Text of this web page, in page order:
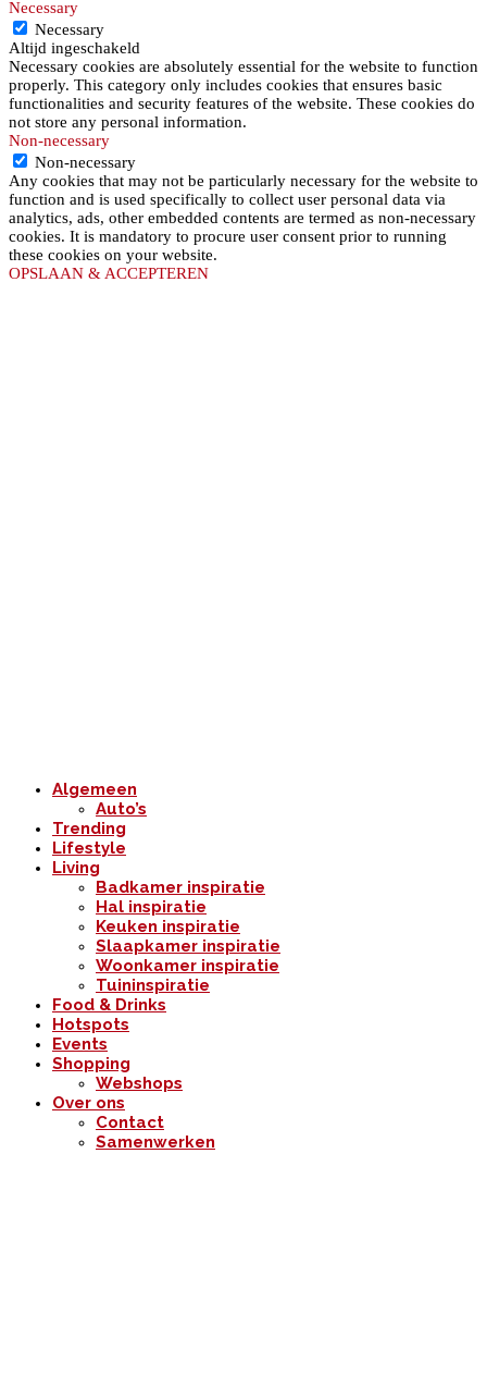
Necessary
Necessary
Altijd ingeschakeld
Necessary cookies are absolutely essential for the website to function
properly. This category only includes cookies that ensures basic
functionalities and security features of the website. These cookies do
not store any personal information.
Non-necessary
Non-necessary
Any cookies that may not be particularly necessary for the website to
function and is used specifically to collect user personal data via
analytics, ads, other embedded contents are termed as non-necessary
cookies. It is mandatory to procure user consent prior to running
these cookies on your website.
OPSLAAN & ACCEPTEREN
Algemeen
Auto’s
Trending
Lifestyle
Living
Badkamer inspiratie
Hal inspiratie
Keuken inspiratie
Slaapkamer inspiratie
Woonkamer inspiratie
Tuininspiratie
Food & Drinks
Hotspots
Events
Shopping
Webshops
Over ons
Contact
Samenwerken